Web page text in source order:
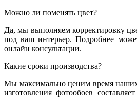
Можно ли поменять цвет?
Да, мы выполняем корректировку
под ваш интерьер. Подробнее
онлайн консультации.
Какие сроки производства?
Мы максимально ценим время
изготовления фотообоев